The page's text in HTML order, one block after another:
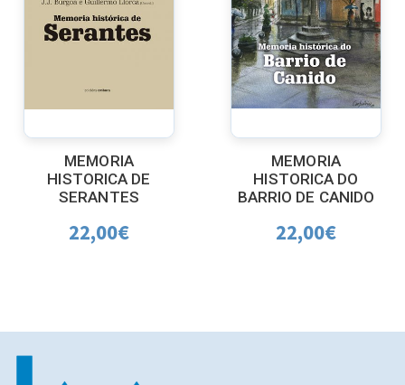
MEMORIA
HISTORICA DE
SERANTES
22,00€
MEMORIA
HISTORICA DO
BARRIO DE CANIDO
22,00€